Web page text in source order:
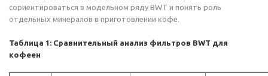
сориентироваться в модельном ряду BWT и понять роль
отдельных минералов в приготовлении кофе.
Таблица 1: Сравнительный анализ фильтров BWT для
кофеен